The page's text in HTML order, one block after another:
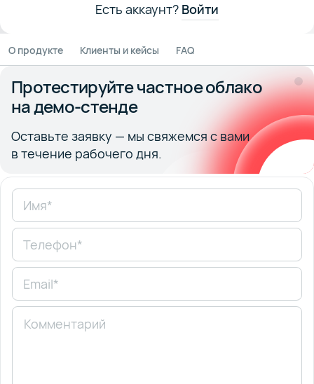
Есть аккаунт? Войти
О продукте Клиенты и кейсы FAQ
Протестируйте частное облако
на демо-стенде
Оставьте заявку — мы свяжемся с вами
в течение рабочего дня.